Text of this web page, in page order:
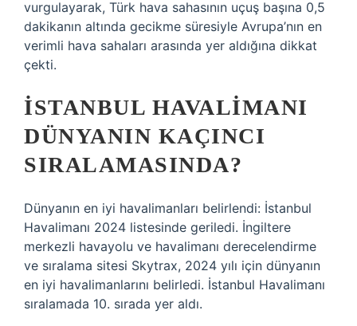
vurgulayarak, Türk hava sahasının uçuş başına 0,5
dakikanın altında gecikme süresiyle Avrupa’nın en
verimli hava sahaları arasında yer aldığına dikkat
çekti.
İSTANBUL HAVALIMANI
DÜNYANIN KAÇINCI
SIRALAMASINDA?
Dünyanın en iyi havalimanları belirlendi: İstanbul
Havalimanı 2024 listesinde geriledi. İngiltere
merkezli havayolu ve havalimanı derecelendirme
ve sıralama sitesi Skytrax, 2024 yılı için dünyanın
en iyi havalimanlarını belirledi. İstanbul Havalimanı
sıralamada 10. sırada yer aldı.